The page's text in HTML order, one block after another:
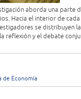
aborda una parte
Hacia el interior de
se distribuyen
reflexión y el debate
de Economía